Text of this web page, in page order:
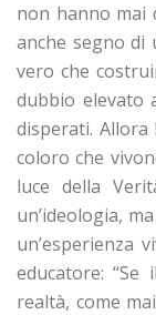
non hanno mai
anche segno di
vero che
dubbio elevato
disperati. Allora
coloro che
luce della
un’ideologia,
un’esperienza
educatore: “Se
realtà, come